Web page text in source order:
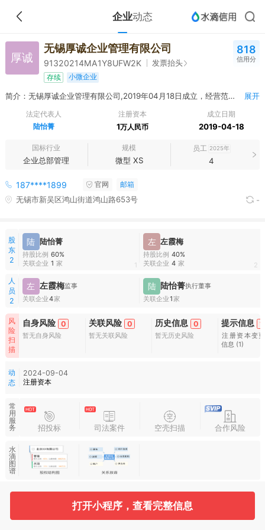
企业动态
厚诚
无锡厚诚企业管理有限公司
91320214MA1Y8UFW2K 发票抬头
存续 小微企业
818
信用分
简介：无锡厚诚企业管理有限公司,2019年04月18日成立，经营范围包括一般项目：企业管理咨询；市场主体登记注册代理；商务代理代办服务；企业形象策划；互联网销售（除销售需要许可的商品）；日用品销售；五金产品零售；体育用品及器材零售（除依法须经批准的项目外，凭营业执照依法自主开展经营活动） 展开
法定代表人
陆怡菁
注册资本
1万人民币
成立日期
2019-04-18
国标行业
企业总部管理
规模
微型 XS
员工 2025年
4
187****1899 官网 邮箱
无锡市新吴区鸿山街道鸿山路653号 -
股
东
2
陆 陆怡菁
持股比例 60%
关联企业 1 家 1
左 左霞梅
持股比例 40%
关联企业 4 家 2
人
员
2
左 左霞梅监事
关联企业4家
陆 陆怡菁执行董事
关联企业1家
风
险
扫
描
自身风险 0
暂无自身风险
关联风险 0
暂无关联风险
历史信息 0
暂无历史风险
提示信息 1
注册资本变
信息 (1)
动
态
2024-09-04
注册资本
常
用
服
务
招投标 司法案件 空壳扫描 合作风险
水
滴
图
谱
打开小程序，查看完整信息